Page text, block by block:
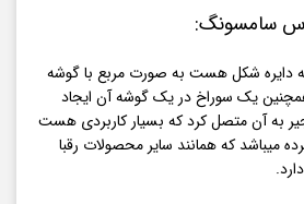
سامسونگ:
دایره شکل هست به صورت مربع با گوشه
یک سوراخ در یک گوشه آن ایجاد
به آن متصل کرد که بسیار کاربردی هست
میباشد که همانند سایر محصولات رقبا